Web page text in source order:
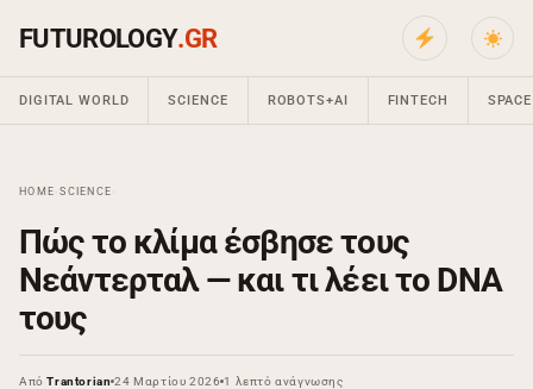
FUTUROLOGY.GR
DIGITAL WORLD SCIENCE ROBOTS+AI FINTECH SPACE
HOME ›SCIENCE
Πώς το κλίμα έσβησε τους
Νεάντερταλ — και τι λέει το DNA
τους
ΑπόTrantorian 24 Μαρτίου 2026 1 λεπτό ανάγνωσης